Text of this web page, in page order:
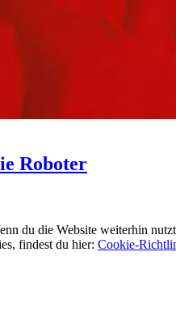
Roboter
du die Website weiterhin
findest du hier: Cookie-